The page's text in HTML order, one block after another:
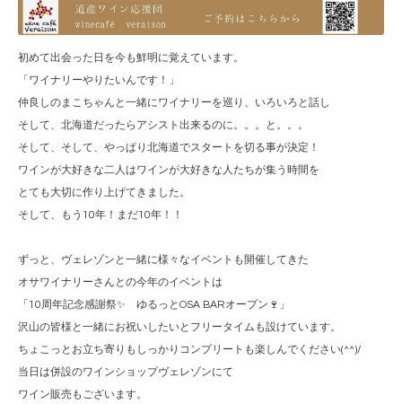
初めて出会った日を今も鮮明に覚えています。
「ワイナリーやりたいんです！」
仲良しのまこちゃんと一緒にワイナリーを巡り、いろいろと話し
そして、北海道だったらアシスト出来るのに。。。と。。。
そして、そして、やっぱり北海道でスタートを切る事が決定！
ワインが大好きな二人はワインが大好きな人たちが集う時間を
とても大切に作り上げてきました。
そして、もう10年！まだ10年！！
ずっと、ヴェレゾンと一緒に様々なイベントも開催してきた
オサワイナリーさんとの今年のイベントは
「10周年記念感謝祭✨ ゆるっとOSA BARオープン🍷」
沢山の皆様と一緒にお祝いしたいとフリータイムも設けています。
ちょこっとお立ち寄りもしっかりコンプリートも楽しんでください(^^)/
当日は併設のワインショップヴェレゾンにて
ワイン販売もございます。